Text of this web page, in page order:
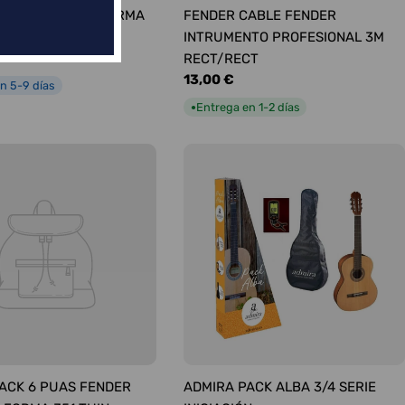
SURTIDAS FORMA
5-9 días
FENDER CABLE FENDER
INTRUMENTO PROFESIONAL 3M
RECT/RECT
Precio
13,00 €
●Entrega en 1-2 días
6 PUAS FENDER
ADMIRA PACK ALBA 3/4 SERIE